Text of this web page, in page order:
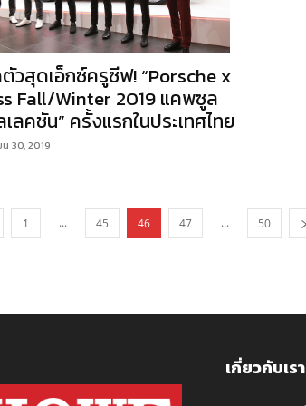
วสุดเอ็กซ์ครูซีฟ! “Porsche x
Fall/Winter 2019 แคพซูล
ลคชัน” ครั้งแรกในประเทศไทย
30, 2019
1 ... 45 46 47 ... 50
เกี่ยวกับเรา